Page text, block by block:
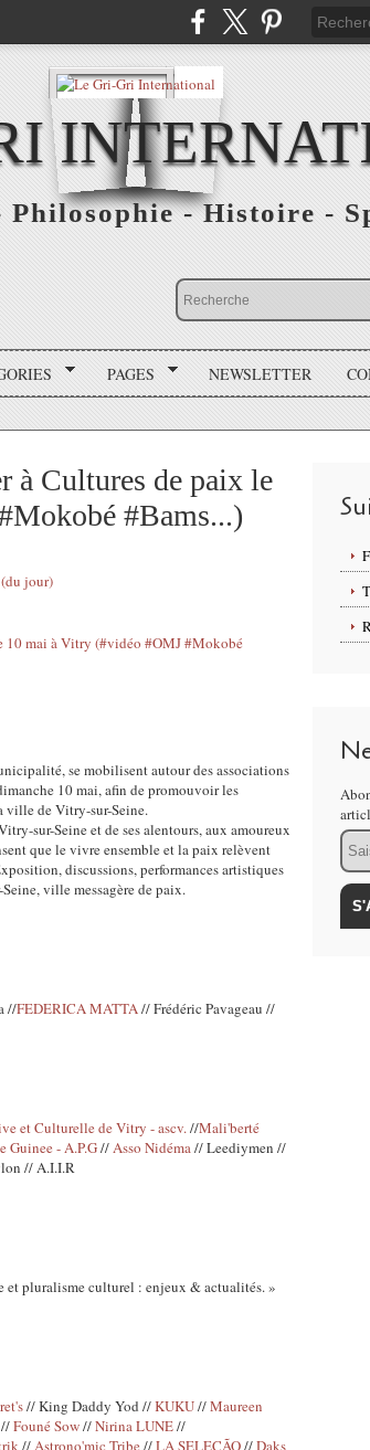
- Histoire -
PAGES NEWSLETTER
à Cultures de paix le
#Bams...)
jour)
se mobilisent autour des associations
10 mai, afin de promouvoir les
ville de Vitry-sur-Seine.
sur-Seine et de ses alentours, aux amoureux
que le vivre ensemble et la paix relèvent
discussions, performances artistiques
ville messagère de paix.
//FEDERICA MATTA// Frédéric Pavageau //
et Culturelle de Vitry - ascv.//Mali'berté
Guinee - A.P.G//Asso Nidéma// Leediymen //
// A.I.I.R
et pluralisme culturel : enjeux & actualités. »
// King Daddy Yod //KUKU//Maureen
//Founé Sow//Nirina LUNE//
//Astrono'mic Tribe//LA SELEÇÃO//Daks